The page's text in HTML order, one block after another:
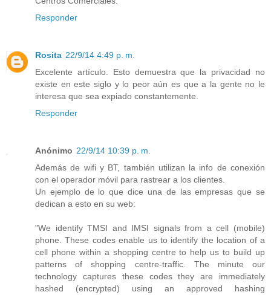
Responder
Rosita 22/9/14 4:49 p. m.
Excelente artículo. Esto demuestra que la privacidad no
existe en este siglo y lo peor aún es que a la gente no le
interesa que sea expiado constantemente.
Responder
Anónimo 22/9/14 10:39 p. m.
Además de wifi y BT, también utilizan la info de conexión
con el operador móvil para rastrear a los clientes.
Un ejemplo de lo que dice una de las empresas que se
dedican a esto en su web:
"We identify TMSI and IMSI signals from a cell (mobile)
phone. These codes enable us to identify the location of a
cell phone within a shopping centre to help us to build up
patterns of shopping centre-traffic. The minute our
technology captures these codes they are immediately
hashed (encrypted) using an approved hashing